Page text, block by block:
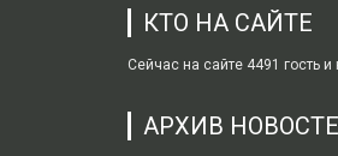
КТО НА САЙТЕ
Сейчас на сайте 4491 гость и
АРХИВ